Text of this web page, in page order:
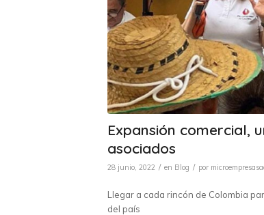
Expansión comercial,
asociados
28 junio, 2022 / en Blog / por
Llegar a cada rincón de Colombia
del país